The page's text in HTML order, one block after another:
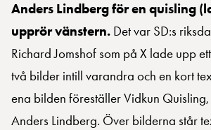
Anders Lindberg för en quisling
upprör vänstern. Det var SD:s
Richard Jomshof som på X lade upp
två bilder intill varandra och en kort
ena bilden föreställer Vidkun
Anders Lindberg. Över bilderna står